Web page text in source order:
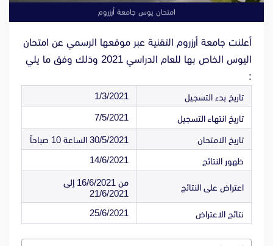
امتحان يوس جامعة أرزروم
أعلنت جامعة أرزروم التقنية عبر موقعها الرسمي عن امتحان
اليوس الخاص بها للعام الدراسي 2021 وذلك وفق ما يلي
:
تاريخ بدء التسجيل 1/3/2021
تاريخ انتهاء التسجيل 7/5/2021
تاريخ الامتحان 30/5/2021 الساعة 10 صباحاً
ظهور النتائج 14/6/2021
اعتراض على النتائج
من 16/6/2021 إلى
21/6/2021
نتائج الاعتراض
25/6/2021